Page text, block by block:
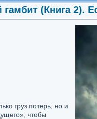
(Книга 2).
груз потерь, но и
чтобы